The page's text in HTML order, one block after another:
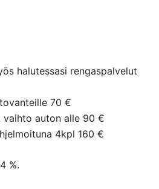
halutessasi rengaspalvelut
70 €
vaihto auton alle 90 €
4kpl 160 €
%.